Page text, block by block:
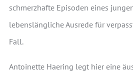
schmerzhafte Episoden eines
lebenslängliche Ausrede für
Fall.
Antoinette Haering legt hier eine